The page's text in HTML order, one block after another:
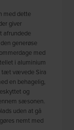
med dette
giver
afrundede
generøse
med
i aluminium
tæt vævede Sira
en behagelig,
og
sæsonen.
uden at gå
nemt med